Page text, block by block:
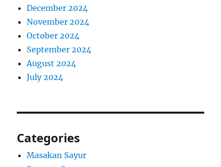
December 2024
November 2024
October 2024
September 2024
August 2024
July 2024
Categories
Masakan Sayur